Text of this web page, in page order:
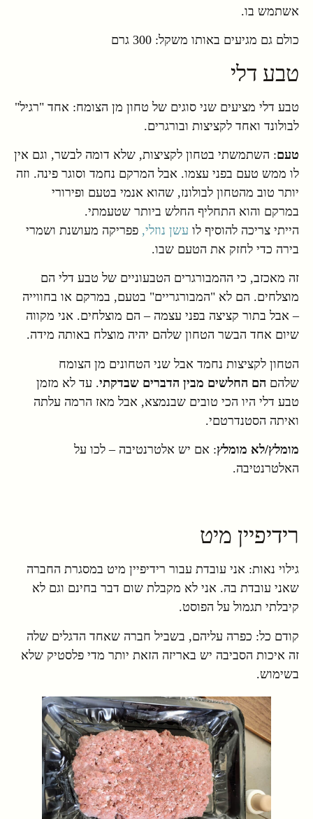
אשתמש בו.
כולם גם מגיעים באותו משקל: 300 גרם
טבע דלי
טבע דלי מציעים שני סוגים של טחון מן הצומח: אחד "רגיל"
לבולונד ואחד לקציצות ובורגרים.
טעם: השתמשתי בטחון לקציצות, שלא דומה לבשר, וגם אין
לו ממש טעם בפני עצמו. אבל המרקם נחמד וסוגר פינה. וזה
יותר טוב מהטחון לבולונז, שהוא אנמי בטעם ופירורי
במרקם והוא התחליף החלש ביותר שטעמתי.
הייתי צריכה להוסיף לו עשן נוזלי, פפריקה מעושנת ושמרי
בירה כדי לחזק את הטעם שבו.
זה מאכזב, כי ההמבורגרים הטבעוניים של טבע דלי הם
מוצלחים. הם לא "המבורגריים" בטעם, במרקם או בחווייה
– אבל בתור קציצה בפני עצמה – הם מוצלחים. אני מקווה
שיום אחד הבשר הטחון שלהם יהיה מוצלח באותה מידה.
הטחון לקציצות נחמד אבל שני הטחונים מן הצומח
שלהם הם החלשים מבין הדברים שבדקתי. עד לא מזמן
טבע דלי היו הכי טובים שבנמצא, אבל מאז הרמה עלתה
ואיתה הסטנדרטםי.
מומלץ/לא מומלץ: אם יש אלטרנטיבה – לכו על
האלטרנטיבה.
רידיפיין מיט
גילוי נאות: אני עובדת עבור רידיפיין מיט במסגרת החברה
שאני עובדת בה. אני לא מקבלת שום דבר בחינם וגם לא
קיבלתי תגמול על הפוסט.
קודם כל: כפרה עליהם, בשביל חברה שאחד הדגלים שלה
זה איכות הסביבה יש באריזה הזאת יותר מדי פלסטיק שלא
בשימוש.